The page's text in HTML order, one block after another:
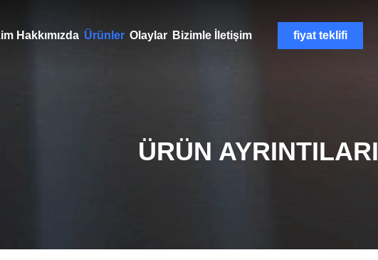
Hakkımızda Ürünler Olaylar Bizimle İletişim fiyat teklifi
ÜRÜN AYRINTILARI